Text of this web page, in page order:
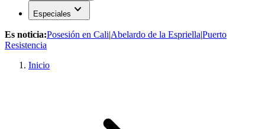
Especiales expand_more
Es noticia:Posesión en Cali|Abelardo de la Espriella|Puerto
Resistencia
Inicio